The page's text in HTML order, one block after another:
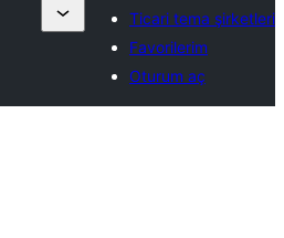
Ticari tema şirketleri
Favorilerim
Oturum aç